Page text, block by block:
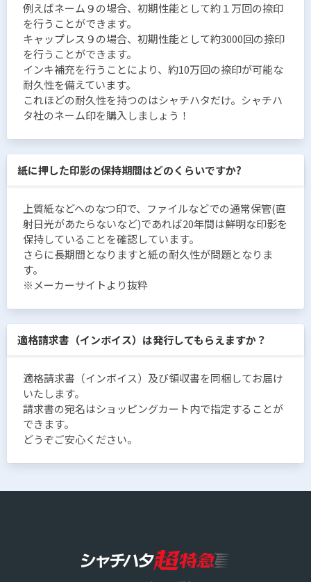
例えばネーム９の場合、初期性能として約１万回の捺印
を行うことができます。
キャップレス９の場合、初期性能として約3000回の捺印
を行うことができます。
インキ補充を行うことにより、約10万回の捺印が可能な
耐久性を備えています。
これほどの耐久性を持つのはシャチハタだけ。シャチハ
タ社のネーム印を購入しましょう！
紙に押した印影の保持期間はどのくらいですか?
上質紙などへのなつ印で、ファイルなどでの通常保管(直
射日光があたらないなど)であれば20年間は鮮明な印影を
保持していることを確認しています。
さらに長期間となりますと紙の耐久性が問題となりま
す。
※メーカーサイトより抜粋
適格請求書（インボイス）は発行してもらえますか？
適格請求書（インボイス）及び領収書を同梱してお届け
いたします。
請求書の宛名はショッピングカート内で指定することが
できます。
どうぞご安心ください。